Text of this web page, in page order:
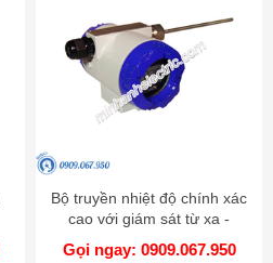
Bộ truyền nhiệt độ chính xác
cao với giám sát từ xa -
Model KT-502H
Gọi ngay: 0909.067.950